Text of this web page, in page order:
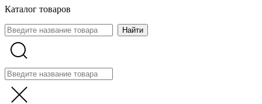
Каталог товаров